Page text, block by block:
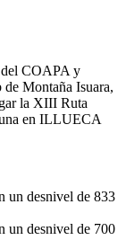
COAPA y
Montaña Isuara,
la XIII Ruta
en ILLUECA
un desnivel de 833
un desnivel de 700